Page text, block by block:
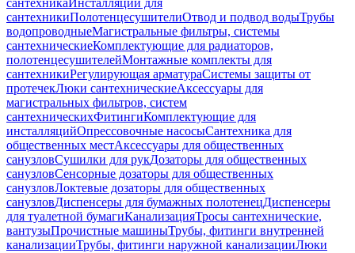
сантехникаИнсталляции для
сантехникиПолотенцесушителиОтвод и подвод водыТрубы
водопроводныеМагистральные фильтры, системы
сантехническиеКомплектующие для радиаторов,
полотенцесушителейМонтажные комплекты для
сантехникиРегулирующая арматураСистемы защиты от
протечекЛюки сантехническиеАксессуары для
магистральных фильтров, систем
сантехническихФитингиКомплектующие для
инсталляцийОпрессовочные насосыСантехника для
общественных местАксессуары для общественных
санузловСушилки для рукДозаторы для общественных
санузловСенсорные дозаторы для общественных
санузловЛоктевые дозаторы для общественных
санузловДиспенсеры для бумажных полотенецДиспенсеры
для туалетной бумагиКанализацияТросы сантехнические,
вантузыПрочистные машиныТрубы, фитинги внутренней
канализацииТрубы, фитинги наружной канализацииЛюки